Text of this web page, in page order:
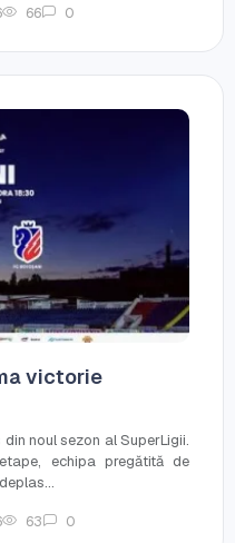
66 0
victorie
noul sezon al SuperLigii.
echipa pregătită de
63 0